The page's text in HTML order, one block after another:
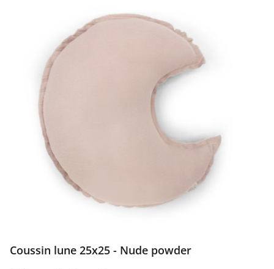
Coussin lune 25x25 - Nude powder